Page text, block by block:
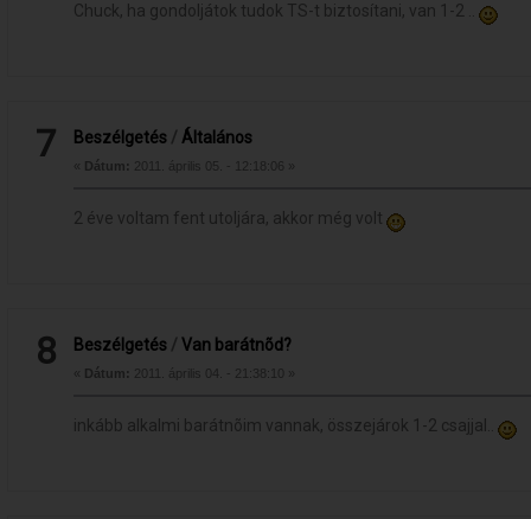
Chuck, ha gondoljátok tudok TS-t biztosítani, van 1-2 ..
7 Beszélgetés / Általános
« Dátum: 2011. április 05. - 12:18:06 »
2 éve voltam fent utoljára, akkor még volt
8 Beszélgetés /Van barátnõd?
« Dátum: 2011. április 04. - 21:38:10 »
inkább alkalmi barátnõim vannak, összejárok 1-2 csajjal..